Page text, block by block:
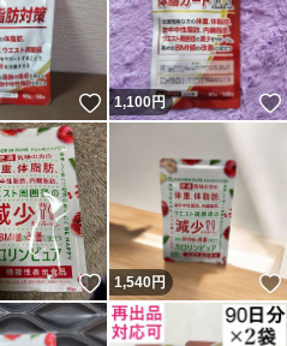
いいね！
1,100円
いいね！
1,540円